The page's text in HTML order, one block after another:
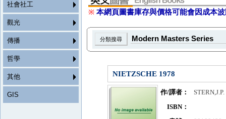
社會社工
觀光
傳播
哲學
其他
GIS
※ 本網頁圖書庫存與價格可能會因成本
NIETZSCHE 1978
作/譯者：
STERN,J.P.
ISBN：